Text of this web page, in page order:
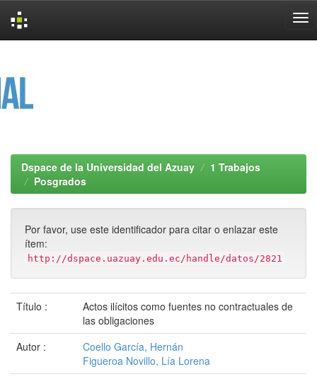
Dspace de la Universidad del Azuay
1 Trabajos
Posgrados
Por favor, use este identificador para citar o enlazar este
ítem:
http://dspace.uazuay.edu.ec/handle/datos/2821
Título :
Actos ilícitos como fuentes no contractuales de
las obligaciones
Autor :
Coello García, Hernán
Figueroa Novillo, Lía Lorena